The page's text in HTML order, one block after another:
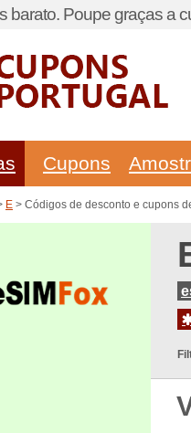
barato. Poupe graças a
Cupons
E > Códigos de desconto e cupons